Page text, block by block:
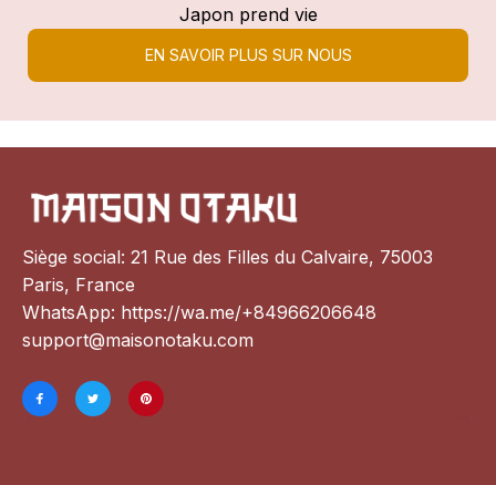
Japon prend vie
EN SAVOIR PLUS SUR NOUS
Siège social: 21 Rue des Filles du Calvaire, 75003
Paris, France
WhatsApp: https://wa.me/+84966206648
support@maisonotaku.com